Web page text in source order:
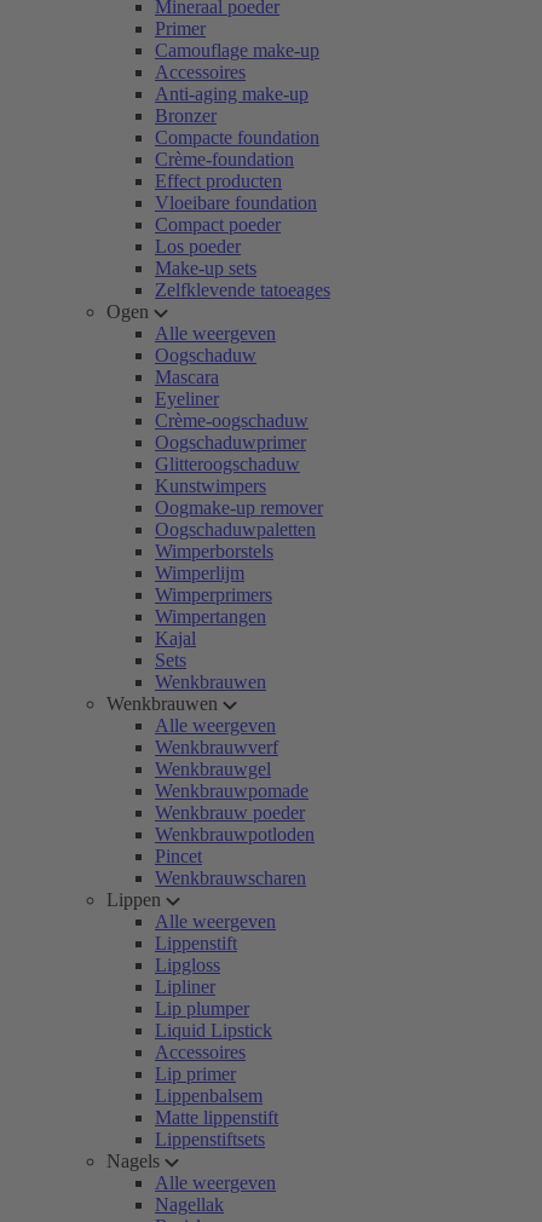
Mineraal poeder
Primer
Camouflage make-up
Accessoires
Anti-aging make-up
Bronzer
Compacte foundation
Crème-foundation
Effect producten
Vloeibare foundation
Compact poeder
Los poeder
Make-up sets
Zelfklevende tatoeages
Ogen
Alle weergeven
Oogschaduw
Mascara
Eyeliner
Crème-oogschaduw
Oogschaduwprimer
Glitteroogschaduw
Kunstwimpers
Oogmake-up remover
Oogschaduwpaletten
Wimperborstels
Wimperlijm
Wimperprimers
Wimpertangen
Kajal
Sets
Wenkbrauwen
Wenkbrauwen
Alle weergeven
Wenkbrauwverf
Wenkbrauwgel
Wenkbrauwpomade
Wenkbrauw poeder
Wenkbrauwpotloden
Pincet
Wenkbrauwscharen
Lippen
Alle weergeven
Lippenstift
Lipgloss
Lipliner
Lip plumper
Liquid Lipstick
Accessoires
Lip primer
Lippenbalsem
Matte lippenstift
Lippenstiftsets
Nagels
Alle weergeven
Nagellak